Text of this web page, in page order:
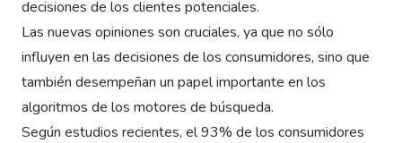
decisiones de los clientes potenciales.
Las nuevas opiniones son cruciales, ya que no sólo
influyen en las decisiones de los consumidores, sino que
también desempeñan un papel importante en los
algoritmos de los motores de búsqueda.
Según estudios recientes, el 93% de los consumidores